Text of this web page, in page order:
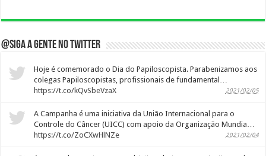
@Siga a gente no twitter
Hoje é comemorado o Dia do Papiloscopista. Parabenizamos aos
colegas Papiloscopistas, profissionais de fundamental…
https://t.co/kQvSbeVzaX
2021/02/05
A Campanha é uma iniciativa da União Internacional para o
Controle do Câncer (UICC) com apoio da Organização Mundia…
https://t.co/ZoCXwHlNZe
2021/02/04